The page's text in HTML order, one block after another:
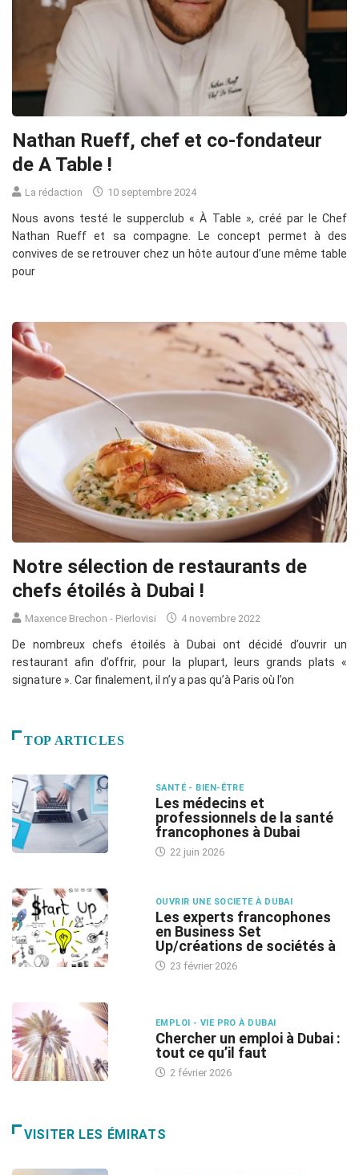
Nathan Rueff, chef et co-fondateur
de A Table !
La rédaction 10 septembre 2024
Nous avons testé le supperclub « À Table », créé par le Chef
Nathan Rueff et sa compagne. Le concept permet à des
convives de se retrouver chez un hôte autour d’une même table
pour
Notre sélection de restaurants de
chefs étoilés à Dubai !
Maxence Brechon - Pierlovisi 4 novembre 2022
De nombreux chefs étoilés à Dubai ont décidé d’ouvrir un
restaurant afin d’offrir, pour la plupart, leurs grands plats «
signature ». Car finalement, il n’y a pas qu’à Paris où l’on
TOP ARTICLES
SANTÉ - BIEN-ÊTRE
Les médecins et
professionnels de la santé
francophones à Dubai
22 juin 2026
OUVRIR UNE SOCIETE À DUBAI
Les experts francophones
en Business Set
Up/créations de sociétés à
23 février 2026
EMPLOI - VIE PRO À DUBAI
Chercher un emploi à Dubai :
tout ce qu’il faut
2 février 2026
VISITER LES ÉMIRATS